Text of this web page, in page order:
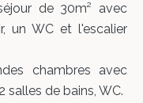
de 30m² avec
un WC et l'escalier
chambres avec
salles de bains, WC.